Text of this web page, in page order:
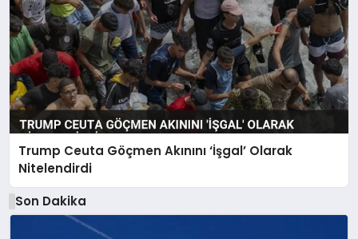
Trump Ceuta Göçmen Akınını ‘İşgal’ Olarak
Nitelendirdi
Son Dakika